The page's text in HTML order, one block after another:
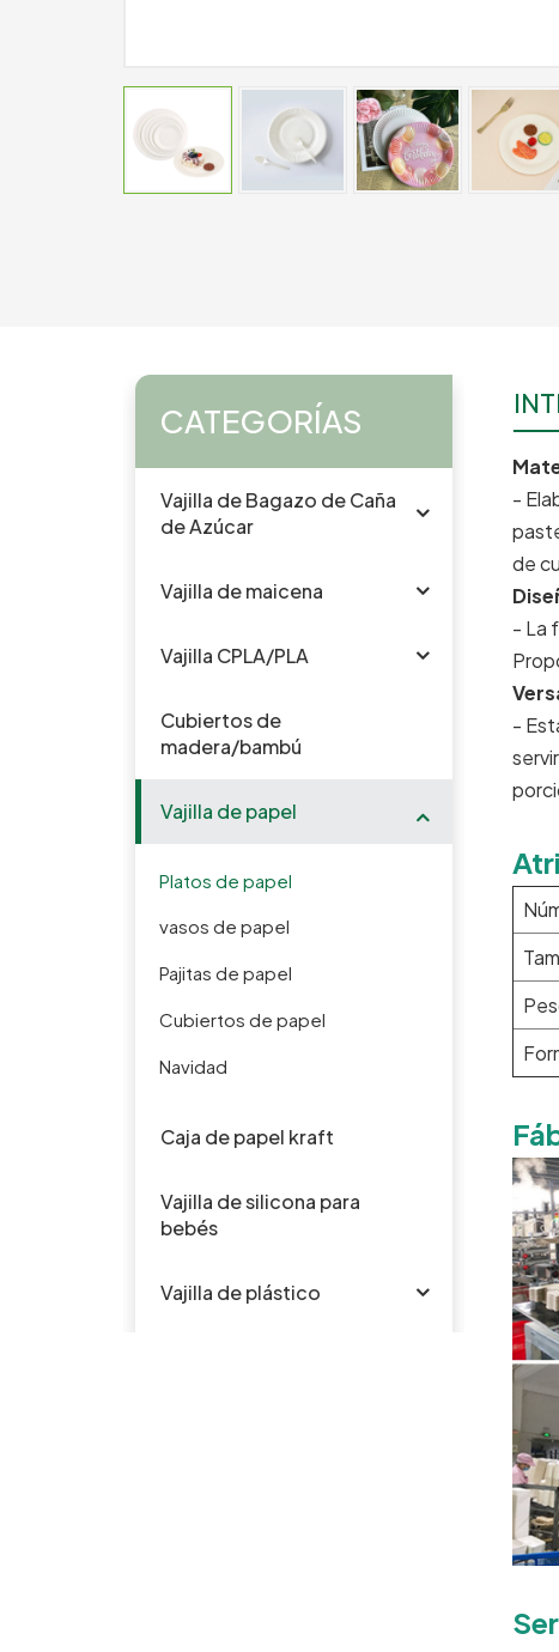
-
de
- La
-
CATEGORÍAS
Vajilla de Bagazo de Caña
de Azúcar
Vajilla de maicena
Vajilla CPLA/PLA
Cubiertos de
madera/bambú
Vajilla de papel
Platos de papel
vasos de papel
Pajitas de papel
Cubiertos de papel
Navidad
Caja de papel kraft
Vajilla de silicona para
bebés
Vajilla de plástico